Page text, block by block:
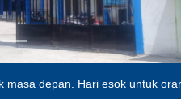
depan. Hari esok untuk